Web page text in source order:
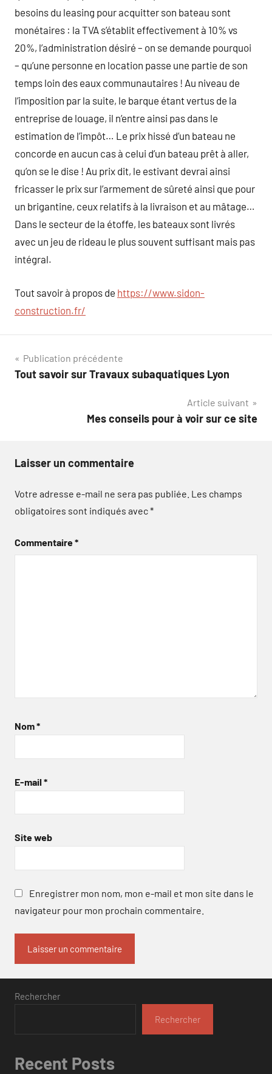
besoins du leasing pour acquitter son bateau sont
monétaires : la TVA s’établit effectivement à 10% vs
20%, l’administration désiré – on se demande pourquoi
– qu’une personne en location passe une partie de son
temps loin des eaux communautaires ! Au niveau de
l’imposition par la suite, le barque étant vertus de la
entreprise de louage, il n’entre ainsi pas dans le
estimation de l’impôt… Le prix hissé d’un bateau ne
concorde en aucun cas à celui d’un bateau prêt à aller,
qu’on se le dise ! Au prix dit, le estivant devrai ainsi
fricasser le prix sur l’armement de sûreté ainsi que pour
un brigantine, ceux relatifs à la livraison et au mâtage…
Dans le secteur de la étoffe, les bateaux sont livrés
avec un jeu de rideau le plus souvent suffisant mais pas
intégral.
Tout savoir à propos de https://www.sidon-
construction.fr/
Navigation
de
Publication précédente
Tout savoir sur Travaux subaquatiques Lyon
Article suivant
Mes conseils pour à voir sur ce site
Laisser un commentaire
Votre adresse e-mail ne sera pas publiée. Les champs
obligatoires sont indiqués avec*
Commentaire*
Nom*
E-mail *
Site web
Enregistrer mon nom, mon e-mail et mon site dans le
navigateur pour mon prochain commentaire.
Rechercher
Rechercher
Recent Posts